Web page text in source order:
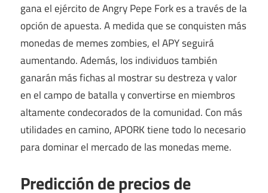
gana el ejército de Angry Pepe Fork es a través de la
opción de apuesta. A medida que se conquisten más
monedas de memes zombies, el APY seguirá
aumentando. Además, los individuos también
ganarán más fichas al mostrar su destreza y valor
en el campo de batalla y convertirse en miembros
altamente condecorados de la comunidad. Con más
utilidades en camino, APORK tiene todo lo necesario
para dominar el mercado de las monedas meme.
Predicción de precios de